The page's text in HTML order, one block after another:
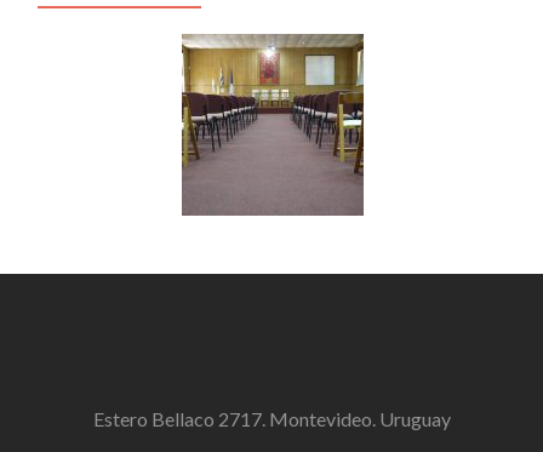
Estero Bellaco 2717. Montevideo. Uruguay